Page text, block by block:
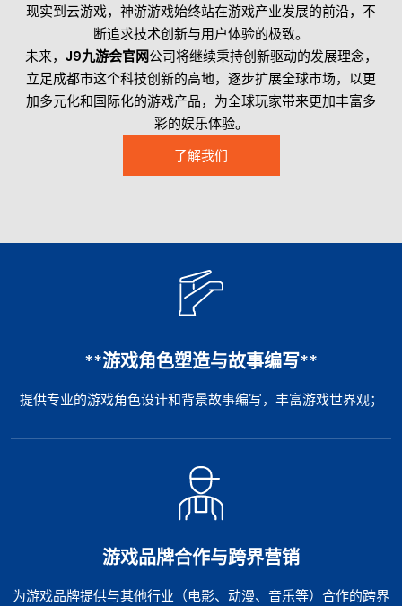
现实到云游戏，神游游戏始终站在游戏产业发展的前沿，不
断追求技术创新与用户体验的极致。
未来， J9九游会官网公司将继续秉持创新驱动的发展理念，
立足成都市这个科技创新的高地，逐步扩展全球市场，以更
加多元化和国际化的游戏产品，为全球玩家带来更加丰富多
彩的娱乐体验。
了解我们
**游戏角色塑造与故事编写**
提供专业的游戏角色设计和背景故事编写，丰富游戏世界观；
游戏品牌合作与跨界营销
为游戏品牌提供与其他行业（电影、动漫、音乐等）合作的跨界